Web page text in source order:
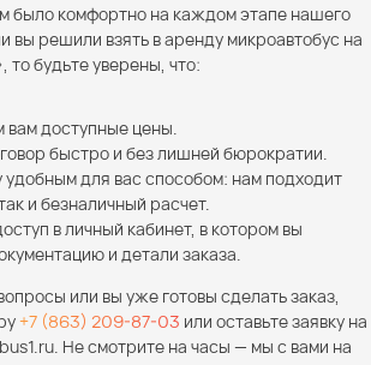
было комфортно на каждом этапе нашего
вы решили взять в аренду микроавтобус на
то будьте уверены, что:
доступные цены.
быстро и без лишней бюрократии.
удобным для вас способом: нам подходит
и безналичный расчет.
в личный кабинет, в котором вы
и детали заказа.
или вы уже готовы сделать заказ,
+7 (863) 209-87-03 или оставьте заявку на
Не смотрите на часы — мы с вами на